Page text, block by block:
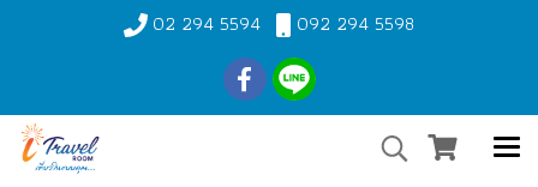
02 294 5594 092 294 5598